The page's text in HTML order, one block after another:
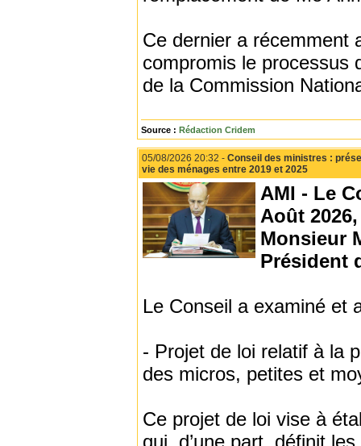
Ce dernier a récemment
compromis le processus
de la Commission
Source : Rédaction Cridem
05/08/2026 20:32 - Conseil des ministres :
vie des ménages entre 2019 et 2025
AMI - Le
Août
Monsieur
Président
Le Conseil a examiné et
‐ Projet de loi relatif à la
des micros, petites et
Ce projet de loi vise à
qui, d’une part, définit